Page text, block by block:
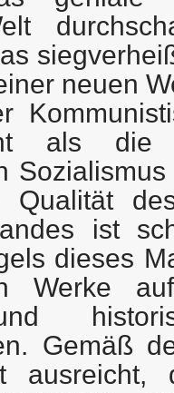
neuen
als die
Qualität
ist
dieses
Werke
Gemäß
ausreicht,